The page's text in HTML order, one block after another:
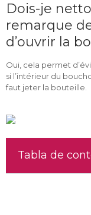
Dois-je
remarque
d’ouvrir la
Oui, cela permet
si l’intérieur du
faut jeter la bouteille.
Tabla de